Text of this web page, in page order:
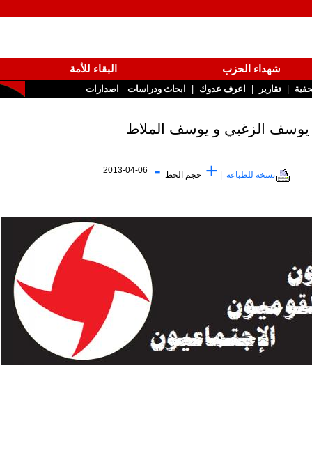
شهداء الحزب
البقاء للأمة
تقارير |اعرف عدوك|ابحاث ودراسات اصدارات
نسخة للطباعة |
+حجم الخط-
2013-04-06